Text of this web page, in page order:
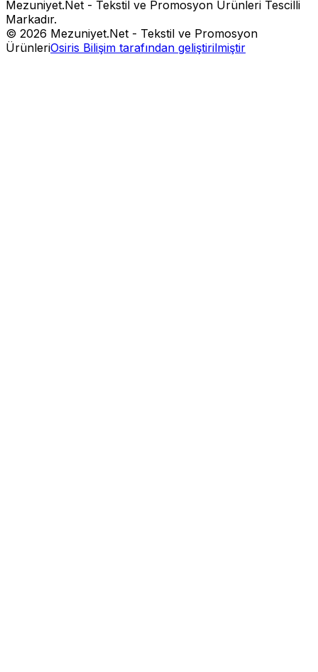
Mezuniyet.Net - Tekstil ve Promosyon Ürünleri Tescilli
Markadır.
© 2026 Mezuniyet.Net - Tekstil ve Promosyon
ÜrünleriOsiris Bilişim tarafından geliştirilmiştir